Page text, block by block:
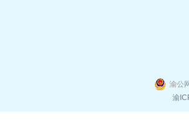
渝公
渝